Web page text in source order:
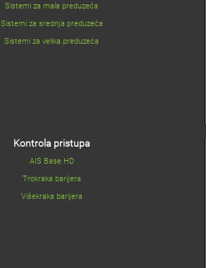
Sistemi za mala preduzeća
Sistemi za srednja preduzeća
Sistemi za velika preduzeća
Kontrola pristupa
AIS Base HD
Trokraka barijera
Višekraka barijera